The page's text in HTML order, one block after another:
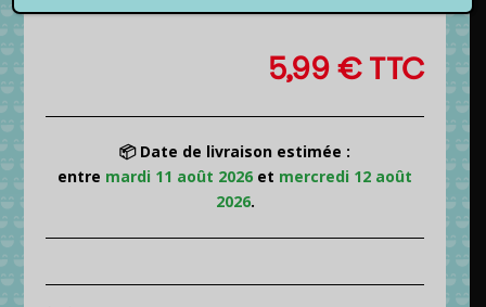
5,99€TTC
📦 Date de livraison estimée :
entre mardi 11 août 2026 et mercredi 12 août
2026.